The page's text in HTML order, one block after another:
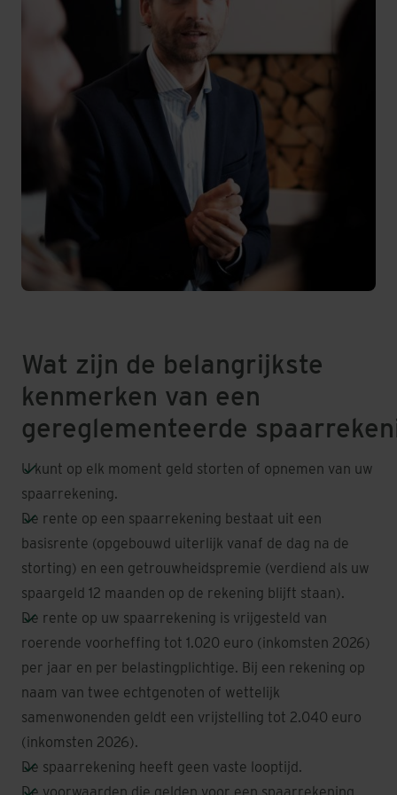
Wat zijn de belangrijkste
kenmerken van een
gereglementeerde
U kunt op elk moment geld storten of opnemen van uw
spaarrekening.
De rente op een spaarrekening bestaat uit een
basisrente (opgebouwd uiterlijk vanaf de dag na de
storting) en een getrouwheidspremie (verdiend als uw
spaargeld 12 maanden op de rekening blijft staan).
De rente op uw spaarrekening is vrijgesteld van
roerende voorheffing tot 1.020 euro (inkomsten 2026)
per jaar en per belastingplichtige. Bij een rekening op
naam van twee echtgenoten of wettelijk
samenwonenden geldt een vrijstelling tot 2.040 euro
(inkomsten 2026).
De spaarrekening heeft geen vaste looptijd.